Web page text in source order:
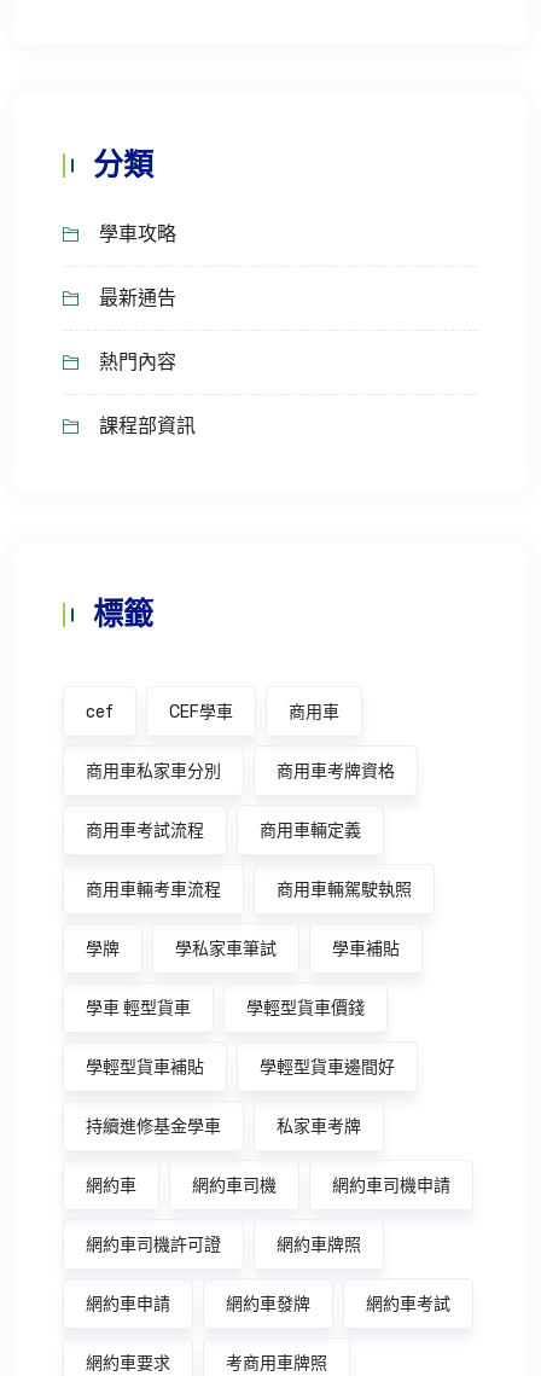
分類
學車攻略
最新通告
熱門內容
課程部資訊
標籤
cef CEF學車 商用車
商用車私家車分別 商用車考牌資格
商用車考試流程 商用車輛定義
商用車輛考車流程 商用車輛駕駛執照
學牌 學私家車筆試 學車補貼
學車 輕型貨車 學輕型貨車價錢
學輕型貨車補貼 學輕型貨車邊間好
持續進修基金學車 私家車考牌
網約車 網約車司機 網約車司機申請
網約車司機許可證 網約車牌照
網約車申請 網約車發牌 網約車考試
網約車要求 考商用車牌照